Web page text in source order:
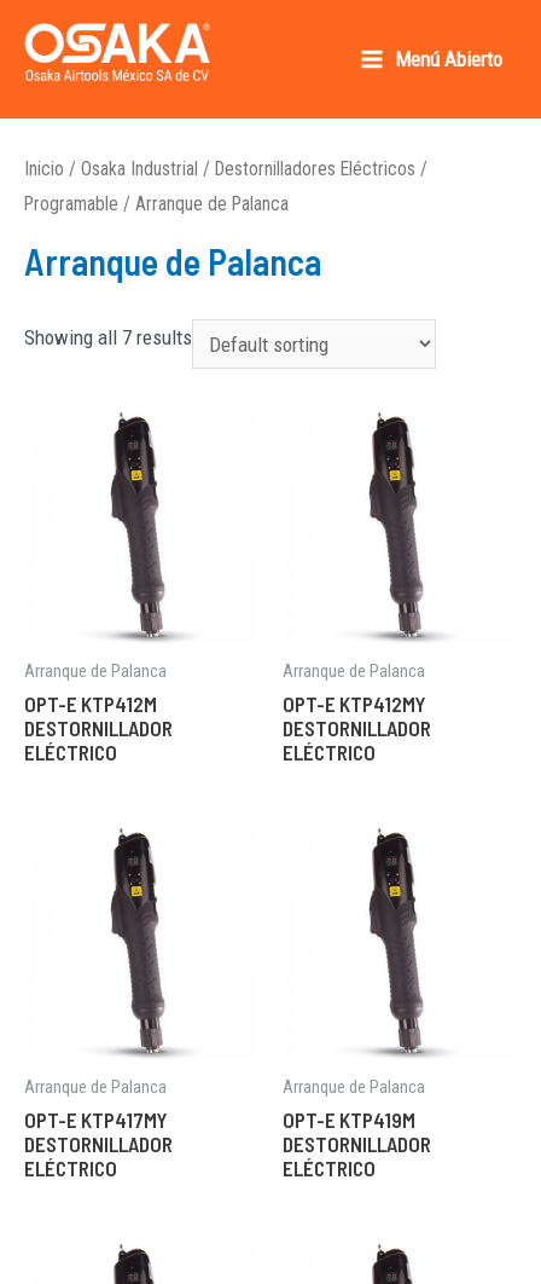
Menú Abierto
Inicio / Osaka Industrial / Destornilladores Eléctricos /
Programable / Arranque de Palanca
Arranque de Palanca
Showing all 7 results
Arranque de Palanca
OPT-E KTP412M
DESTORNILLADOR
ELÉCTRICO
Arranque de Palanca
OPT-E KTP412MY
DESTORNILLADOR
ELÉCTRICO
Arranque de Palanca
OPT-E KTP417MY
DESTORNILLADOR
ELÉCTRICO
Arranque de Palanca
OPT-E KTP419M
DESTORNILLADOR
ELÉCTRICO